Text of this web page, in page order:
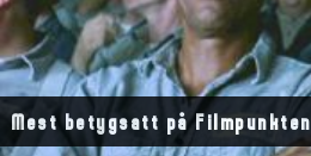
Mest betygsatt på Filmpunkten